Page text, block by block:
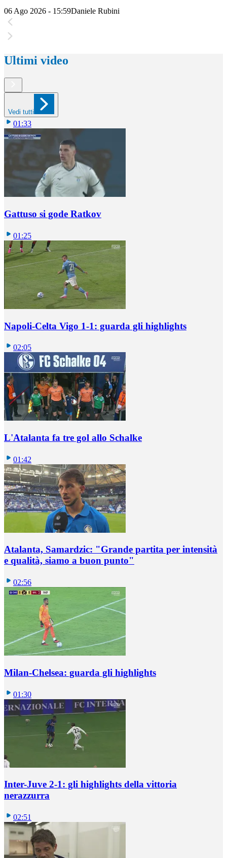
06 Ago 2026 - 15:59Daniele Rubini
Ultimi video
Vedi tutti
01:33
Gattuso si gode Ratkov
01:25
Napoli-Celta Vigo 1-1: guarda gli highlights
02:05
L'Atalanta fa tre gol allo Schalke
01:42
Atalanta, Samardzic: "Grande partita per intensità
e qualità, siamo a buon punto"
02:56
Milan-Chelsea: guarda gli highlights
01:30
Inter-Juve 2-1: gli highlights della vittoria
nerazzurra
02:51